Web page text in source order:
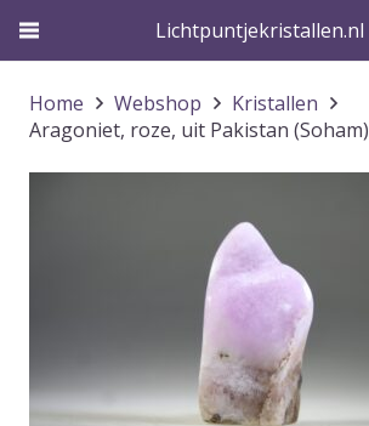
Lichtpuntjekristallen.nl
Home Webshop
Kristallen
Aragoniet, roze, uit Pakistan (Soham)